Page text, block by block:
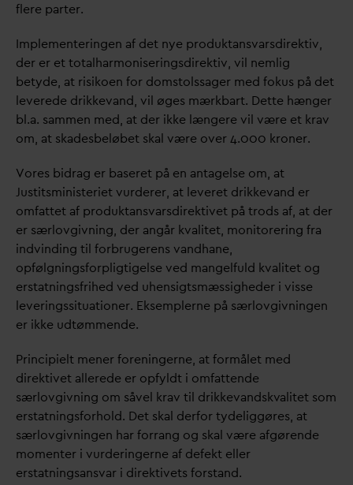
flere parter.
Implementeringen af det nye produktansvarsdirektiv,
der er et totalharmoniseringsdirektiv, vil nemlig
betyde, at risikoen for domstolssager med fokus på det
leverede drikkevand, vil øges mærkbart. Dette hænger
bl.a. sammen med, at der ikke længere vil være et krav
om, at skadesbeløbet skal være over 4.000 kroner.
Vores bidrag er baseret på en antagelse om, at
Justitsministeriet vurderer, at leveret drikkevand er
omfattet af produktansvarsdirektivet på trods af, at der
er særlovgivning, der angår kvalitet, monitorering fra
indvinding til forbrugerens vandhane,
opfølgningsforpligtigelse ved mangelfuld kvalitet og
erstatningsfrihed ved uhensigtsmæssigheder i visse
leveringssituationer. Eksemplerne på særlovgivningen
er ikke udtømmende.
Principielt mener foreningerne, at formålet med
direktivet allerede er opfyldt i omfattende
særlovgivning om såvel krav til drikkevandskvalitet som
erstatningsforhold. Det skal derfor tydeliggøres, at
særlovgivningen har forrang og skal være afgørende
momenter i vurderingerne af defekt eller
erstatningsansvar i direktivets forstand.